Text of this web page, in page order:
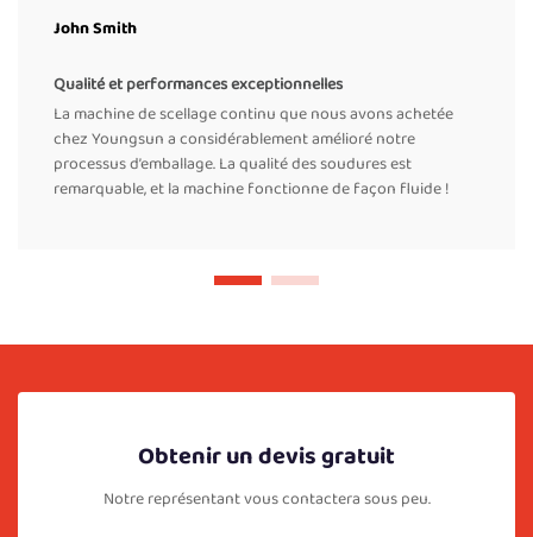
John Smith
Qualité et performances exceptionnelles
La machine de scellage continu que nous avons achetée
chez Youngsun a considérablement amélioré notre
processus d’emballage. La qualité des soudures est
remarquable, et la machine fonctionne de façon fluide !
Obtenir un devis gratuit
Notre représentant vous contactera sous peu.